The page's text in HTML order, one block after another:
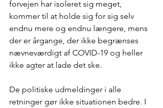
forvejen har isoleret sig meget,
kommer til at holde sig for sig selv
endnu mere og endnu længere, mens
der er årgange, der ikke begrænses
nævneværdigt af COVID-19 og heller
ikke agter at lade det ske.
De politiske udmeldinger i alle
retninger gør ikke situationen bedre. I